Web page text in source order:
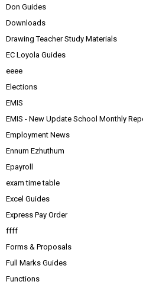
Don Guides
Downloads
Drawing Teacher Study Materials
EC Loyola Guides
eeee
Elections
EMIS
EMIS - New Update School Monthly
Employment News
Ennum Ezhuthum
Epayroll
exam time table
Excel Guides
Express Pay Order
ffff
Forms & Proposals
Full Marks Guides
Functions